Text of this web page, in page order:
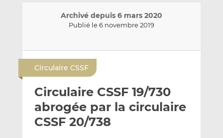
Archivé depuis 6 mars 2020
Publié le 6 novembre 2019
y
e
r
p
a
g
r
a
g
e
Circulaire CSSF
Circulaire CSSF 19/730
abrogée par la circulaire
CSSF 20/738